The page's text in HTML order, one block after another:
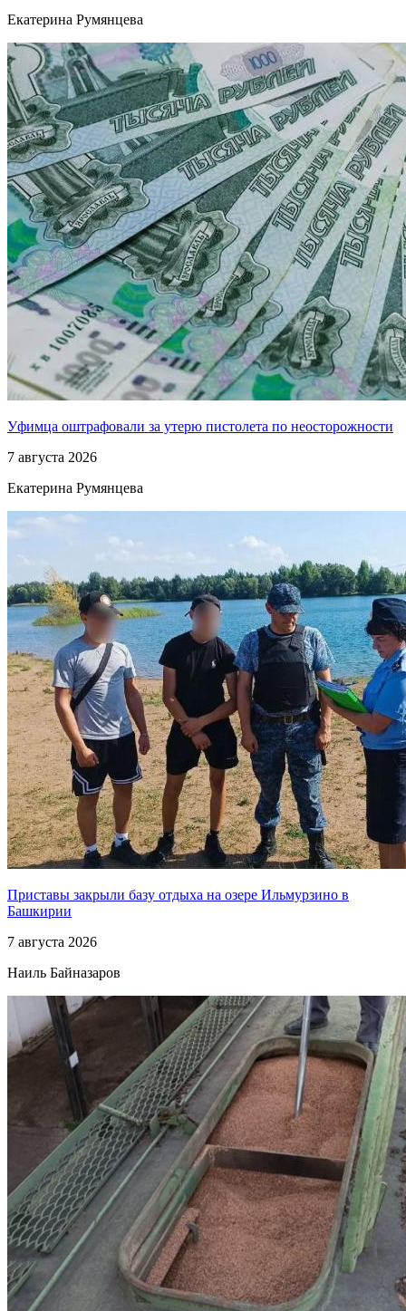
Екатерина Румянцева
Уфимца оштрафовали за утерю пистолета по неосторожности
7 августа 2026
Екатерина Румянцева
Приставы закрыли базу отдыха на озере Ильмурзино в
Башкирии
7 августа 2026
Наиль Байназаров